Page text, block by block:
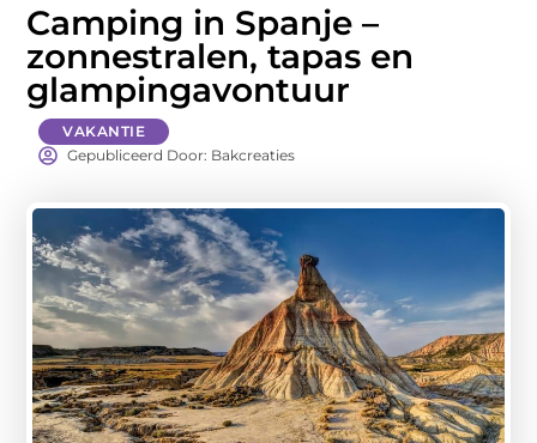
Camping in Spanje –
zonnestralen, tapas en
glampingavontuur
VAKANTIE
Gepubliceerd Door: Bakcreaties